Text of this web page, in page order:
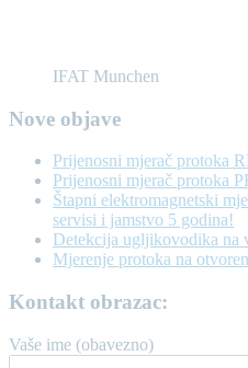
IFAT Munchen
Nove objave
Prijenosni mjerač protoka
Prijenosni mjerač protoka
Štapni elektromagnetski
servisi i jamstvo 5 godina!
Detekcija ugljikovodika na
Mjerenje protoka na
Kontakt obrazac:
Vaše ime (obavezno)